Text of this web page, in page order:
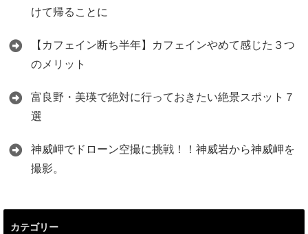
けて帰ることに
【カフェイン断ち半年】カフェインやめて感じた３つ
のメリット
富良野・美瑛で絶対に行っておきたい絶景スポット７
選
神威岬でドローン空撮に挑戦！！神威岩から神威岬を
撮影。
カテゴリー